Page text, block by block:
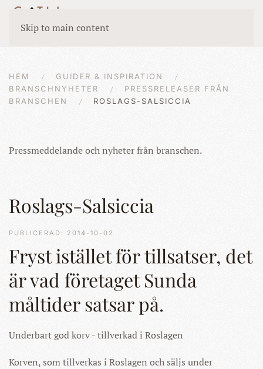
Skip to main content
HEM
GUIDER & INSPIRATION
BRANSCHNYHETER
PRESSRELEASER FRÅN
BRANSCHEN
ROSLAGS-SALSICCIA
Roslags-Salsiccia
PUBLICERAD: 2014-10-02
Fryst istället för tillsatser, det
är vad företaget Sunda
måltider satsar på.
Underbart god korv - tillverkad i Roslagen
Korven, som tillverkas i Roslagen och säljs under
Pressmeddelande och nyheter från branschen.